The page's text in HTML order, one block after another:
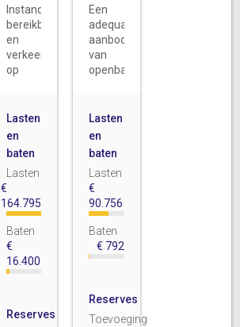
Instandhouding,
bereikbaarheid
en
verkeersveiligheid
op
Lasten
en
baten
Lasten
€
164.795
Baten
€
16.400
Reserves
Een
adequaat
aanbod
van
openbaar
Lasten
en
baten
Lasten
€
90.756
Baten
€ 792
Reserves
Toevoeging